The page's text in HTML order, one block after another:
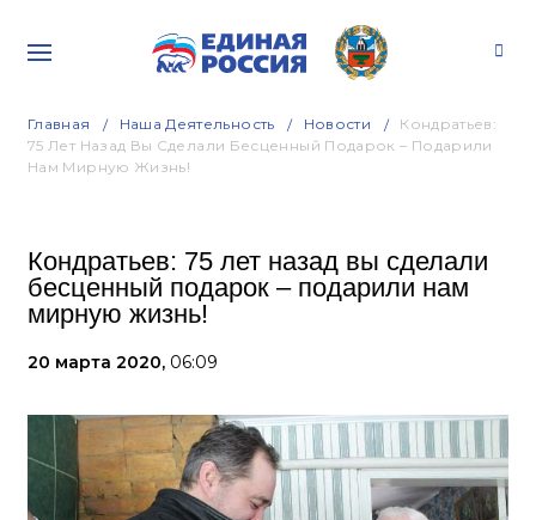
Главная Наша Деятельность Новости
Кондратьев:
75 Лет Назад Вы Сделали Бесценный Подарок – Подарили
Нам Мирную Жизнь!
Кондратьев: 75 лет назад вы сделали
бесценный подарок – подарили нам
мирную жизнь!
20 марта 2020, 06:09